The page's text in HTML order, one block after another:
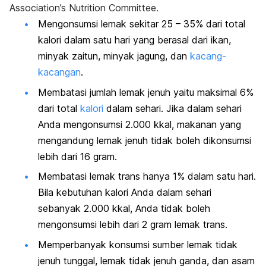
Association’s Nutrition Committee.
Mengonsumsi lemak sekitar 25 – 35% dari total
kalori dalam satu hari yang berasal dari ikan,
minyak zaitun, minyak jagung, dan kacang-
kacangan.
Membatasi jumlah lemak jenuh yaitu maksimal 6%
dari total kalori dalam sehari. Jika dalam sehari
Anda mengonsumsi 2.000 kkal, makanan yang
mengandung lemak jenuh tidak boleh dikonsumsi
lebih dari 16 gram.
Membatasi lemak trans hanya 1% dalam satu hari.
Bila kebutuhan kalori Anda dalam sehari
sebanyak 2.000 kkal, Anda tidak boleh
mengonsumsi lebih dari 2 gram lemak trans.
Memperbanyak konsumsi sumber lemak tidak
jenuh tunggal, lemak tidak jenuh ganda, dan asam